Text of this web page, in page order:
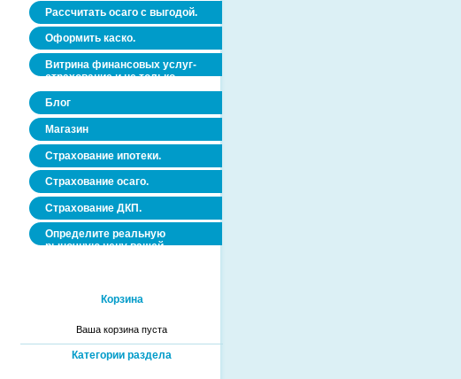
Рассчитать осаго с выгодой.
Оформить каско.
Витрина финансовых услуг-
страхование и не только.
Блог
Магазин
Страхование ипотеки.
Страхование осаго.
Страхование ДКП.
Определите реальную
рыночную цену вашей
Корзина
Ваша корзина пуста
Категории раздела